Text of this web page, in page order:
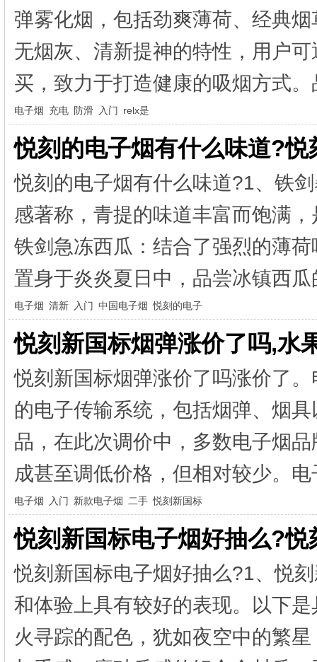
弹雾化烟，包括劲爽薄荷、经典
无烟灰、清新提神的特性，用户
买，致力于打造健康的吸烟方式
电子烟 充电 防滑 入门 relx是
悦刻的电子烟有什么味道?
悦刻的电子烟有什么味道?1、铁
感著称，青提的味道丰富而饱满
铁剑急冻西瓜：结合了强烈的薄
置身于炎炎夏日中，品尝冰镇西
电子烟 清新 入门 中国电子烟 悦刻的电子
悦刻新国标烟弹涨价了吗,水
悦刻新国标烟弹涨价了吗涨价了
的电子传输系统，包括烟弹、烟
品，在此次调价中，多数电子烟
成甚至调低价格，但相对较少。
电子烟 入门 新款电子烟 二手 悦刻新国标
悦刻新国标电子烟好抽么?
悦刻新国标电子烟好抽么?1、悦
和体验上具有较好的表现。以下
火寻踪的配色，犹如夜空中的繁